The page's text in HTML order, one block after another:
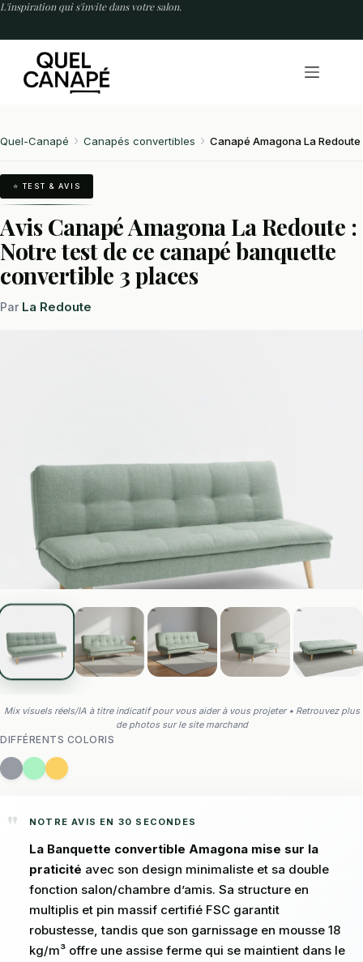
Passer
L'inspiration qui s'invite dans votre salon.
Quel-Canapé Canapés convertibles Canapé Amagona La Redoute
⭐ TEST & AVIS
Avis Canapé Amagona La Redoute :
Notre test de ce canapé banquette
convertible 3 places
Par La Redoute
Mix visuels réels/IA à titre indicatif pour vous aider à vous projeter • Retrouvez plus
de photos sur le site marchand
DIFFÉRENTS COLORIS
NOTRE AVIS EN 30 SECONDES
La Banquette convertible Amagona mise sur la
praticité avec son design minimaliste et sa double
fonction salon/chambre d’amis. Sa structure en
multiplis et pin massif certifié FSC garantit
robustesse, tandis que son garnissage en mousse 18
kg/m³ offre une assise ferme qui se maintient dans le